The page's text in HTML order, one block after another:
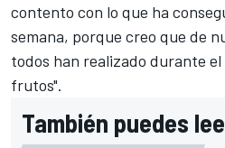
contento con lo que ha
semana, porque creo que de
todos han realizado durante
frutos".
También puedes